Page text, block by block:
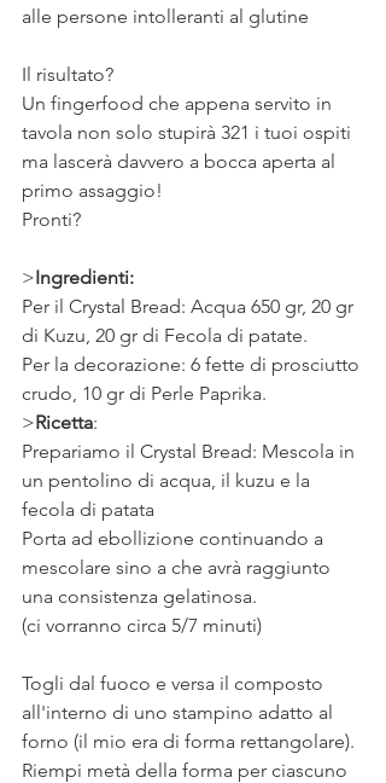
alle persone intolleranti al glutine
Il risultato?
Un fingerfood che appena servito in
tavola non solo stupirà 321 i tuoi ospiti
ma lascerà davvero a bocca aperta al
primo assaggio!
Pronti?
>Ingredienti:
Per il Crystal Bread: Acqua 650 gr, 20 gr
di Kuzu, 20 gr di Fecola di patate.
Per la decorazione: 6 fette di prosciutto
crudo, 10 gr di Perle Paprika.
>Ricetta:
Prepariamo il Crystal Bread: Mescola in
un pentolino di acqua, il kuzu e la
fecola di patata
Porta ad ebollizione continuando a
mescolare sino a che avrà raggiunto
una consistenza gelatinosa.
(ci vorranno circa 5/7 minuti)
Togli dal fuoco e versa il composto
all'interno di uno stampino adatto al
forno (il mio era di forma rettangolare).
Riempi metà della forma per ciascuno